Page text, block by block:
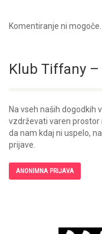
Komentiranje ni mogoče.
Klub Tiffany
Na vseh naših dogodkih
vzdrževati varen prostor
da nam kdaj ni uspelo,
prijave.
ANONIMNA PRIJAVA